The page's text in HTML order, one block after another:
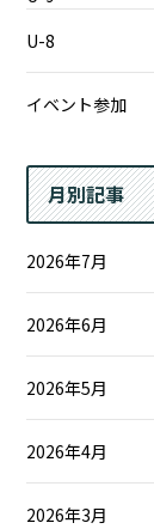
U-8
イベント参加
月別記事
2026年7月
2026年6月
2026年5月
2026年4月
2026年3月